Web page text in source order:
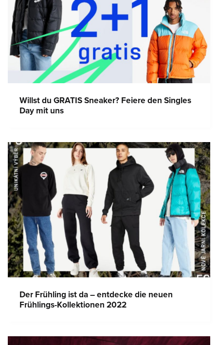
Willst du GRATIS Sneaker? Feiere den Singles
Day mit uns
Der Frühling ist da – entdecke die neuen
Frühlings-Kollektionen 2022